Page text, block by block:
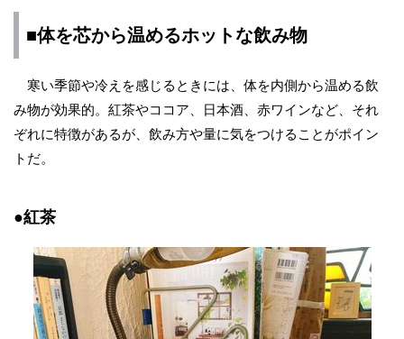
■体を芯から温めるホットな飲み物
寒い季節や冷えを感じるときには、体を内側から温める飲
み物が効果的。紅茶やココア、日本酒、赤ワインなど、それ
ぞれに特徴があるが、飲み方や量に気をつけることがポイン
トだ。
●紅茶